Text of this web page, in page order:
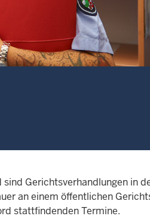
Gerichtsverhandlungen in
an einem öffentlichen
stattfindenden Termine.